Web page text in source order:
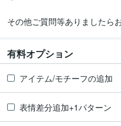
その他ご質問等ありましたら
有料オプション
アイテム/モチーフの追加
表情差分追加+1パターン